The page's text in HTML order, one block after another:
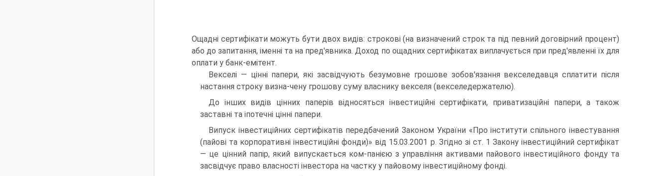
Ощадні сертифікати можуть бути двох видів: строкові (на визначений строк та під певний договірний процент)
або до запитання, іменні та на пред'явника. Доход по ощадних сертифікатах виплачується при пред'явленні їх для
оплати у банк-емітент.
Векселі — цінні папери, які засвідчують безумовне грошове зобов'язання векселедавця сплатити після
настання строку визна-чену грошову суму власнику векселя (векселедержателю).
До інших видів цінних паперів відносяться інвестиційні сертифікати, приватизаційні папери, а також
заставні та іпотечні цінні папери.
Випуск інвестиційних сертифікатів передбачений Законом України «Про інститути спільного інвестування
(пайові та корпоративні інвестиційні фонди)» від 15.03.2001 р. Згідно зі ст. 1 Закону інвестиційний сертифікат
— це цінний папір, який випускається ком-панією з управління активами пайового інвестиційного фонду та
засвідчує право власності інвестора на частку у пайовому інвестиційному фонді.